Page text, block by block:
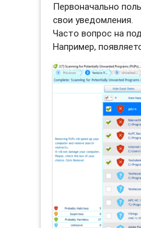
Первоначально
свои уведомления.
Часто вопрос на
Например,